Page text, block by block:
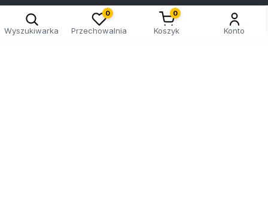
Wyszukiwarka
0
Przechowalnia
0
Koszyk Konto